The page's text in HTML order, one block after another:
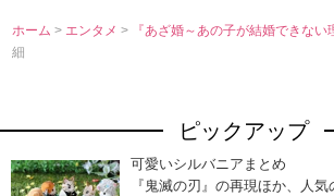
ホーム > エンタメ> 『あざ婚～あの子が結婚できな
細
ピックアップ
可愛いシルバニアまとめ
『鬼滅の刃』の再現ほか、人